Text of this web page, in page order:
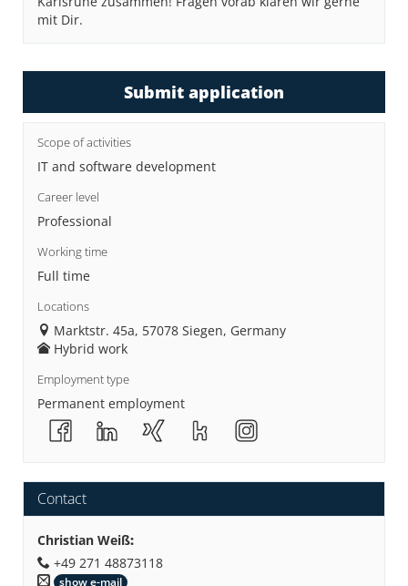
mit Dir.
Submit application
Scope of activities
IT and software development
Career level
Professional
Working time
Full time
Locations
Marktstr. 45a, 57078 Siegen, Germany
Hybrid work
Employment type
Permanent employment
Contact
Christian Weiß:
+49 271 48873118
show e-mail